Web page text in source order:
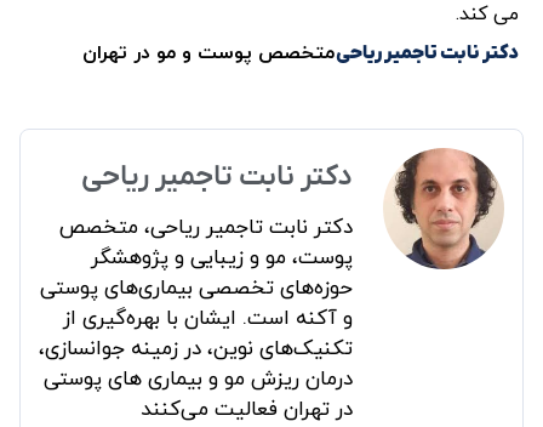
می کند.
دکتر نابت تاجمیر ریاحیمتخصص پوست و مو در تهران
دکتر نابت تاجمیر ریاحی
دکتر نابت تاجمیر ریاحی، متخصص
پوست، مو و زیبایی و پژوهشگر
حوزه‌های تخصصی بیماری‌های پوستی
و آکنه است. ایشان با بهره‌گیری از
تکنیک‌های نوین، در زمینه جوانسازی،
درمان ریزش مو و بیماری های پوستی
در تهران فعالیت می‌کنند